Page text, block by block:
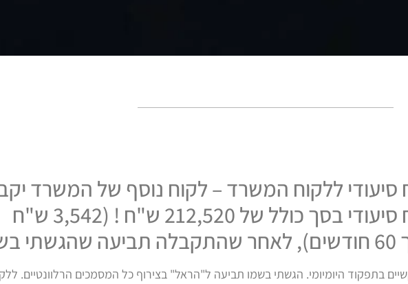
סיעודי ללקוח המשרד – לקוח נוסף של המשרד
תגמולי ביטוח סיעודי בסך כולל של 212,520 ש"ח ! (3,542 ש"ח
בתפקוד היומיומי. הגשתי בשמו תביעה ל"הראל" בצירוף כל המסמכים הרלוונטיים.